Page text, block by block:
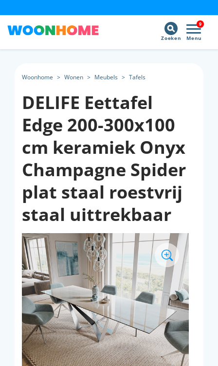
9
Menu
Zoeken
Woonhome > Wonen > Meubels > Tafels
DELIFE Eettafel
Edge 200-300x100
cm keramiek Onyx
Champagne Spider
plat staal roestvrij
staal uittrekbaar